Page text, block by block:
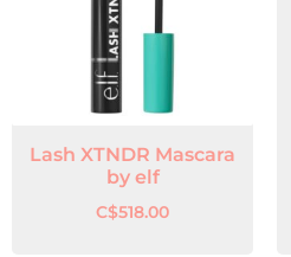
Lash XTNDR Mascara
by elf
C$518.00